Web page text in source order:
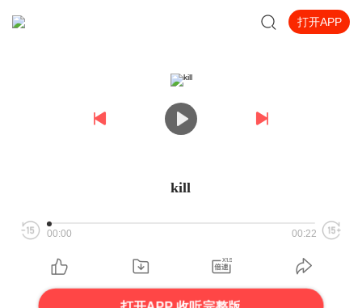
打开APP
kill
00:00 00:22